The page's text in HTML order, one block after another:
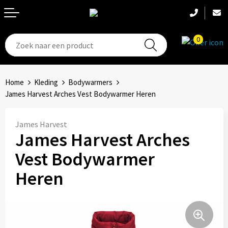
0
T-Shirts
Broeken en shorts
Schoenen
Badtextiel
Jassen
Hoeden
Hoofdbanden
Sets
Bandanas
Accessoires
Aanstekers
Anti-stress
Elektronica, Gadgets en USB
Feestartikelen
Fitness
Home Kleding
Bodywarmers
James Harvest Arches Vest Bodywarmer Heren
James Harvest
James Harvest Arches
Vest Bodywarmer
Heren